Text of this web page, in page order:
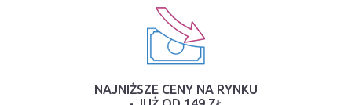
NAJNIŻSZE CENY NA RYNKU